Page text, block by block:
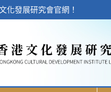
化發展研究會官網！